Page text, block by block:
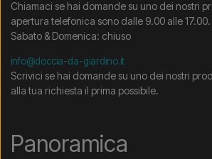
Chiamaci se hai domande su uno dei nostri
apertura telefonica sono dalle 9.00 alle 17.00.
Sabato & Domenica: chiuso
info@doccia-da-giardino.it
Scrivici se hai domande su uno dei nostri
alla tua richiesta il prima possibile.
Panoramica